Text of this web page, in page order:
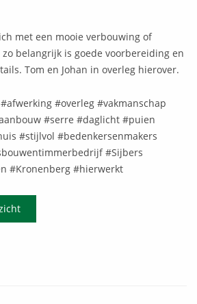
met een mooie verbouwing of
belangrijk is goede voorbereiding en
Tom en Johan in overleg hierover.
#overleg #vakmanschap
#serre #daglicht #puien
#stijlvol #bedenkersenmakers
#Sijbers
#Kronenberg #hierwerkt